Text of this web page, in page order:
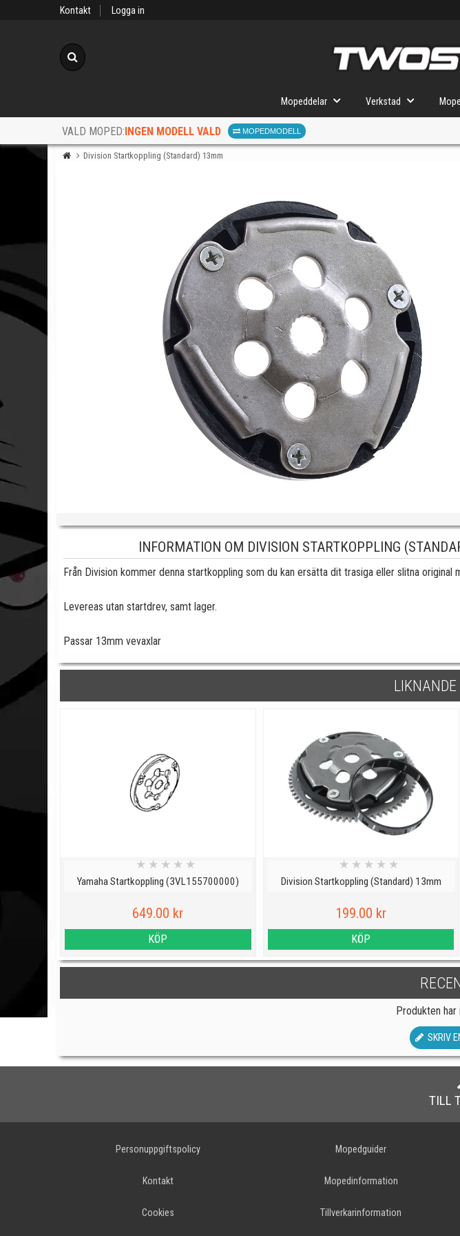
Kontakt Logga in
Mopeddelar Verkstad
VALD MOPED:INGEN MODELL VALD MOPEDMODELL
När du valt kommer butiken visa delar
Division Startkoppling (Standard) 13mm
INFORMATION OM DIVISION STARTKOPPLING
Från Division kommer denna startkoppling som du kan ersätta dit trasiga eller slitna original
Levereas utan startdrev, samt lager.
Passar 13mm vevaxlar
LIKNANDE
Yamaha Startkoppling (3VL155700000)
★ ★ ★ ★ ★
649.00 kr
KÖP
Division Startkoppling (Standard) 13mm
★ ★ ★ ★ ★
199.00 kr
KÖP
Produkten
SKRIV
TILL
Personuppgiftspolicy
Kontakt
Cookies
Mopedguider
Mopedinformation
Tillverkarinformation